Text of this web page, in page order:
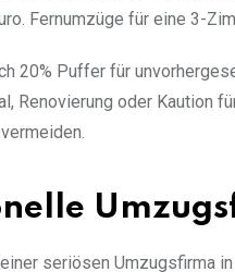
Fernumzüge für eine 3-
20% Puffer für
Renovierung oder Kaution
seriösen Umzugsfirma